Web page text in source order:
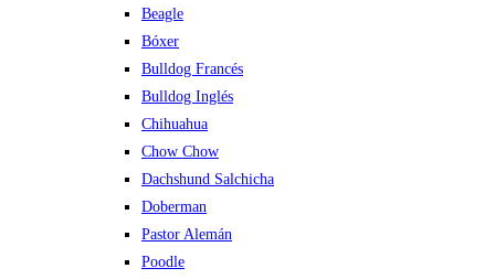
Beagle
Bóxer
Bulldog Francés
Bulldog Inglés
Chihuahua
Chow Chow
Dachshund Salchicha
Doberman
Pastor Alemán
Poodle